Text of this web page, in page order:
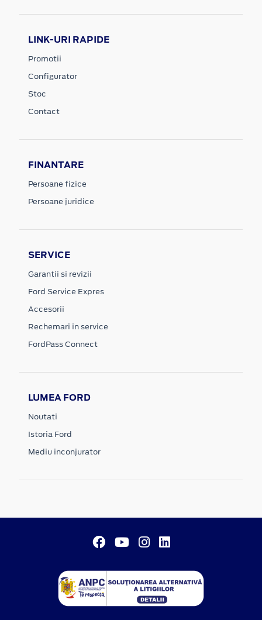
LINK-URI RAPIDE
Promotii
Configurator
Stoc
Contact
FINANTARE
Persoane fizice
Persoane juridice
SERVICE
Garantii si revizii
Ford Service Expres
Accesorii
Rechemari in service
FordPass Connect
LUMEA FORD
Noutati
Istoria Ford
Mediu inconjurator